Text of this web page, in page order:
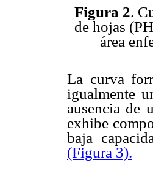
Figura 2.
de hojas
área
La curva
igualmente
ausencia de
exhibe
baja
(Figura 3).